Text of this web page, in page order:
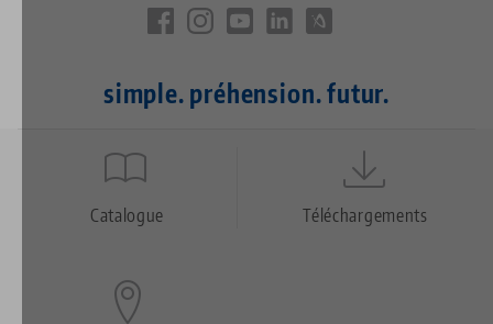
simple. préhension. futur.
Quicklinks
FooterCatalogue Téléchargements